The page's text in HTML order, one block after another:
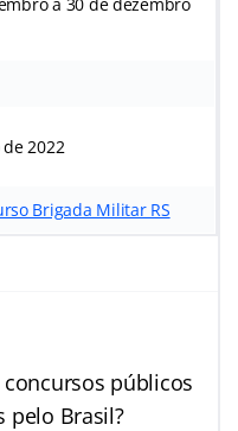
2022
Brigada Militar RS
públicos
pelo Brasil?